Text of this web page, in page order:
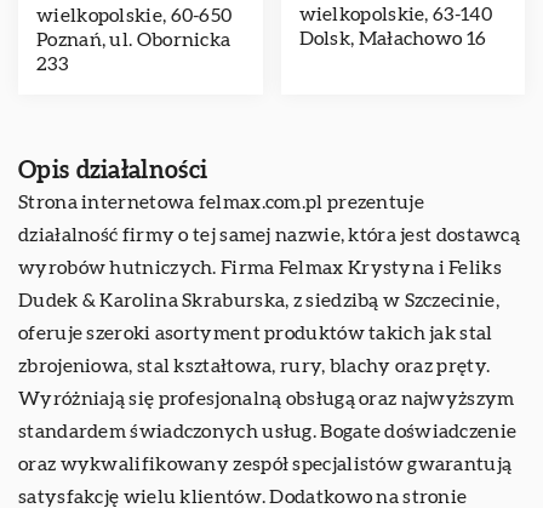
wielkopolskie, 60-650
Poznań, ul. Obornicka
233
wielkopolskie, 63-140
Dolsk, Małachowo 16
Opis działalności
Strona internetowa felmax.com.pl prezentuje
działalność firmy o tej samej nazwie, która jest dostawcą
wyrobów hutniczych. Firma Felmax Krystyna i Feliks
Dudek & Karolina Skraburska, z siedzibą w Szczecinie,
oferuje szeroki asortyment produktów takich jak stal
zbrojeniowa, stal kształtowa, rury, blachy oraz pręty.
Wyróżniają się profesjonalną obsługą oraz najwyższym
standardem świadczonych usług. Bogate doświadczenie
oraz wykwalifikowany zespół specjalistów gwarantują
satysfakcję wielu klientów. Dodatkowo na stronie